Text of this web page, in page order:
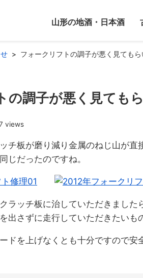
山形の地酒・日本酒
フォークリフトの調子が悪く見てもら
の調子が悪く見ても
views
チ板が磨り減り金属のねじ山が
じだったのですね。
ラッチ板に治していただきました
出さずに走行していただきたいも
ドを上げなくとも十分ですので安